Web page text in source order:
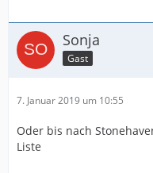
Sonja
Gast
7. Januar 2019 um 10:55
Oder bis nach
Liste